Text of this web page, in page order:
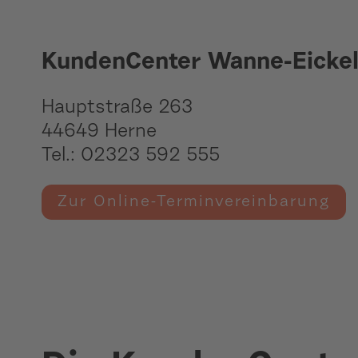
KundenCenter Wanne-Eickel
Hauptstraße 263
44649 Herne
Tel.: 02323 592 555
Zur Online-Terminvereinbarung